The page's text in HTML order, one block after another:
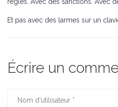
règles. Avec des sanctions. Avec
Et pas avec des larmes sur un
Écrire un